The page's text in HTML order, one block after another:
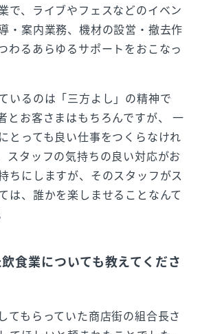
で、ライブやフェスなどのイベン
・案内業務、機材の設営・撤去作
わるあらゆるサポートをおこなっ
いるのは「三方よし」の精神で
とお客さまはもちろんですが、 一
とっても良い仕事をつくらなけれ
スタッフの気持ちの良い対応がお
ちにしますが、そのスタッフがス
は、誰かを楽しませることなんて
食業についても教えてくださ
てもらっていた商店街の組合長さ